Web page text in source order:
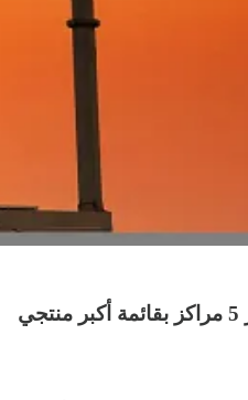
"الطاقة الدولية": مصر تقفز 5 مراكز بقائمة أكبر منتجي